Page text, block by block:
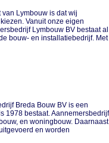
Lymbouw is dat wij
Vanuit onze eigen
Lymbouw BV bestaat al
bouw- en installatiebedrijf. Met
Breda Bouw BV is een
1978 bestaat. Aannemersbedrijf
en woningbouw. Daarnaast
en worden